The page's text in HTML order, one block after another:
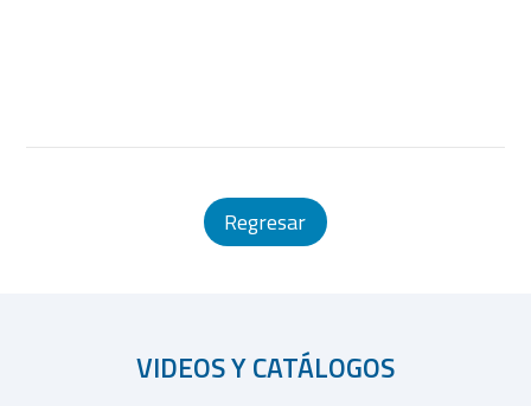
Regresar
VIDEOS Y CATÁLOGOS